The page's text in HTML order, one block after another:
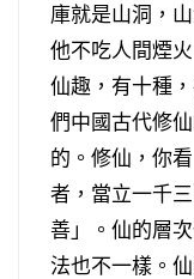
庫就是山洞，
他不吃人間煙
仙趣，有十種
們中國古代修
的。修仙，你
者，當立一千
善」。仙的層
法也不一樣。